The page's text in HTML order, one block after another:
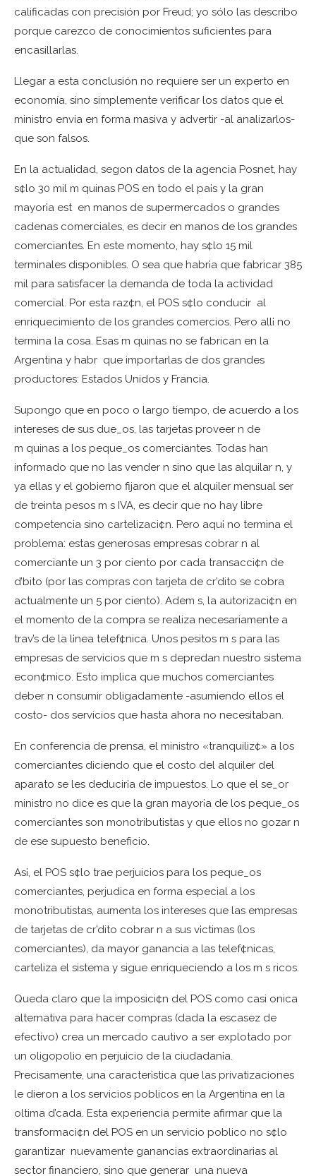
calificadas con precisión por Freud; yo sólo las describo
porque carezco de conocimientos suficientes para
encasillarlas.
Llegar a esta conclusión no requiere ser un experto en
economía, sino simplemente verificar los datos que el
ministro envía en forma masiva y advertir -al analizarlos-
que son falsos.
En la actualidad, segon datos de la agencia Posnet, hay
s¢lo 30 mil m quinas POS en todo el pa¡s y la gran
mayor¡a est en manos de supermercados o grandes
cadenas comerciales, es decir en manos de los grandes
comerciantes. En este momento, hay s¢lo 15 mil
terminales disponibles. O sea que habr¡a que fabricar 385
mil para satisfacer la demanda de toda la actividad
comercial. Por esta raz¢n, el POS s¢lo conducir al
enriquecimiento de los grandes comercios. Pero all¡ no
termina la cosa. Esas m quinas no se fabrican en la
Argentina y habr que importarlas de dos grandes
productores: Estados Unidos y Francia.
Supongo que en poco o largo tiempo, de acuerdo a los
intereses de sus due_os, las tarjetas proveer n de
m quinas a los peque_os comerciantes. Todas han
informado que no las vender n sino que las alquilar n, y
ya ellas y el gobierno fijaron que el alquiler mensual ser
de treinta pesos m s IVA, es decir que no hay libre
competencia sino cartelizaci¢n. Pero aqu¡ no termina el
problema: estas generosas empresas cobrar n al
comerciante un 3 por ciento por cada transacci¢n de
d’bito (por las compras con tarjeta de cr’dito se cobra
actualmente un 5 por ciento). Adem s, la autorizaci¢n en
el momento de la compra se realiza necesariamente a
trav’s de la l¡nea telef¢nica. Unos pesitos m s para las
empresas de servicios que m s depredan nuestro sistema
econ¢mico. Esto implica que muchos comerciantes
deber n consumir obligadamente -asumiendo ellos el
costo- dos servicios que hasta ahora no necesitaban.
En conferencia de prensa, el ministro «tranquiliz¢» a los
comerciantes diciendo que el costo del alquiler del
aparato se les deducir¡a de impuestos. Lo que el se_or
ministro no dice es que la gran mayor¡a de los peque_os
comerciantes son monotributistas y que ellos no gozar n
de ese supuesto beneficio.
As¡, el POS s¢lo trae perjuicios para los peque_os
comerciantes, perjudica en forma especial a los
monotributistas, aumenta los intereses que las empresas
de tarjetas de cr’dito cobrar n a sus v¡ctimas (los
comerciantes), da mayor ganancia a las telef¢nicas,
carteliza el sistema y sigue enriqueciendo a los m s ricos.
Queda claro que la imposici¢n del POS como casi onica
alternativa para hacer compras (dada la escasez de
efectivo) crea un mercado cautivo a ser explotado por
un oligopolio en perjuicio de la ciudadan¡a.
Precisamente, una caracter¡stica que las privatizaciones
le dieron a los servicios poblicos en la Argentina en la
oltima d’cada. Esta experiencia permite afirmar que la
transformaci¢n del POS en un servicio poblico no s¢lo
garantizar nuevamente ganancias extraordinarias al
sector financiero, sino que generar una nueva